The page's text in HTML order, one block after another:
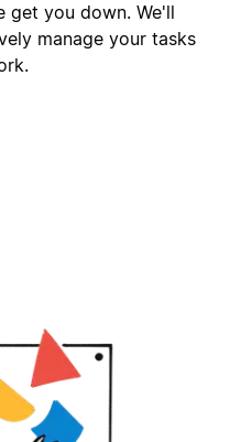
get you down. We'll
manage your tasks